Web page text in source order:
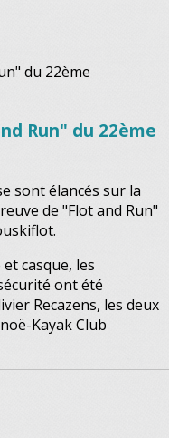
Run" du 22ème
sont élancés sur la
de "Flot and Run"
casque, les
ont été
Recazens, les deux
Kayak Club